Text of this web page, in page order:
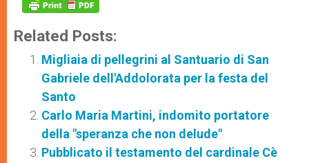
Related Posts:
Migliaia di pellegrini al Santuario di San
Gabriele dell'Addolorata per la festa del
Santo
Carlo Maria Martini, indomito portatore
della "speranza che non delude"
Pubblicato il testamento del cardinale Cè